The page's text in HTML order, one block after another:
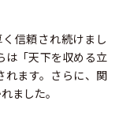
信頼され続けまし
は「天下を収める立
れます。さらに、関
ました。